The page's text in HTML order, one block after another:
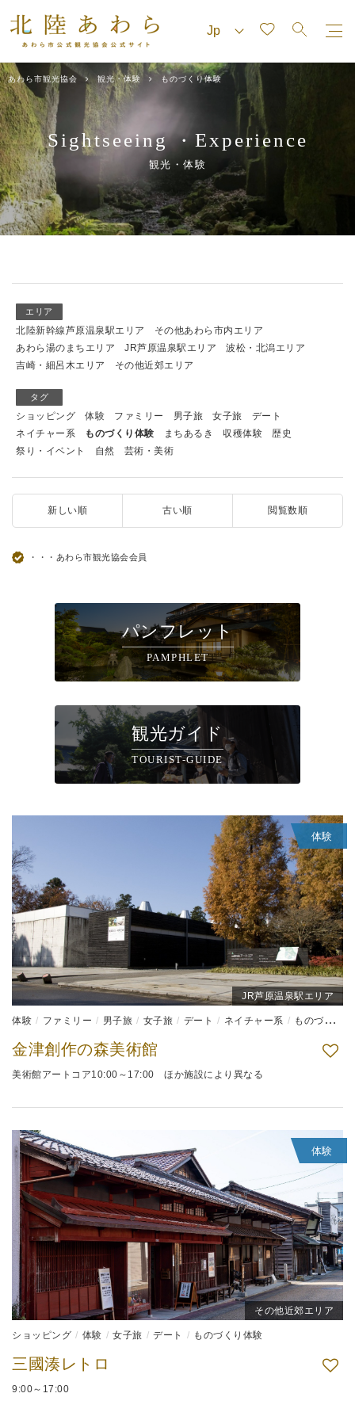
あわら市観光協会 観光・体験 ものづくり体験
Sightseeing・ Experience
観光・体験
エリア
北陸新幹線芦原温泉駅エリア
その他あわら市内エリア
あわら湯のまちエリア
JR芦原温泉駅エリア
波松・北潟エリア
吉崎・細呂木エリア
その他近郊エリア
タグ
ショッピング 体験 ファミリー 男子旅 女子旅
デート
ネイチャー系
ものづくり体験 まちあるき 収穫体験
歴史
祭り・イベント
自然 芸術・美術
新しい順 古い順 閲覧数順
・・・あわら市観光協会会員
パンフレット
PAMPHLET
観光ガイド
TOURIST-GUIDE
体験
JR芦原温泉駅エリア
体験 ファミリー 男子旅 女子旅 デート ネイチャー系 ものづくり体験
金津創作の森美術館
美術館アートコア10:00～17:00 ほか施設により異なる
体験
その他近郊エリア
ショッピング 体験 女子旅 デート ものづくり体験
三國湊レトロ
9:00～17:00